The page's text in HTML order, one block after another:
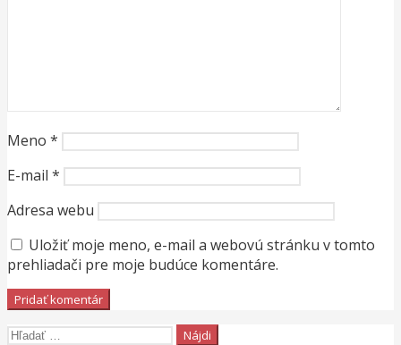
Meno *
E-mail *
Adresa webu
Uložiť moje meno, e-mail a webovú stránku v tomto
prehliadači pre moje budúce komentáre.
Hľadať: